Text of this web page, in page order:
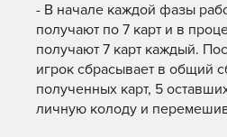
- В начале каждой фазы
получают по 7 карт и в
получают 7 карт каждый.
игрок сбрасывает в общий
полученных карт, 5
личную колоду и